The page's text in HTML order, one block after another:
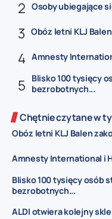
Osoby ubiegające
Obóz letni KLJ
Amnesty
Blisko 100 tysięcy
bezrobotnych...
Chętnie czytane w
Obóz letni KLJ Balen
Amnesty International i
Blisko 100 tysięcy osób
bezrobotnych...
ALDI otwiera kolejny